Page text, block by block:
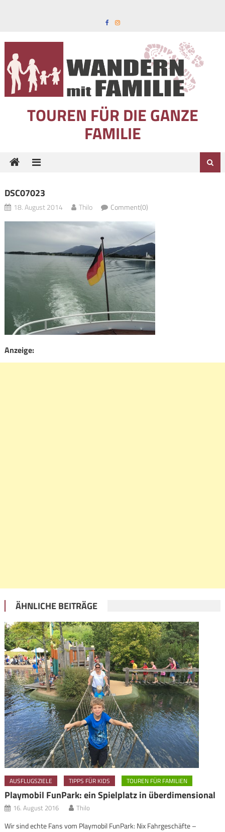
TOUREN FÜR DIE GANZE
FAMILIE
DSC07023
18. August 2014 Thilo Comment(0)
Anzeige:
ÄHNLICHE BEITRÄGE
AUSFLUGSZIELE TIPPS FÜR KIDS TOUREN FÜR FAMILIEN
Playmobil FunPark: ein Spielplatz in überdimensional
16. August 2016 Thilo
Wir sind echte Fans vom Playmobil FunPark: Nix Fahrgeschäfte –